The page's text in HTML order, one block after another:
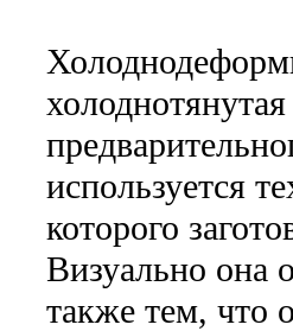
используется
которого
Визуально она
также тем, что